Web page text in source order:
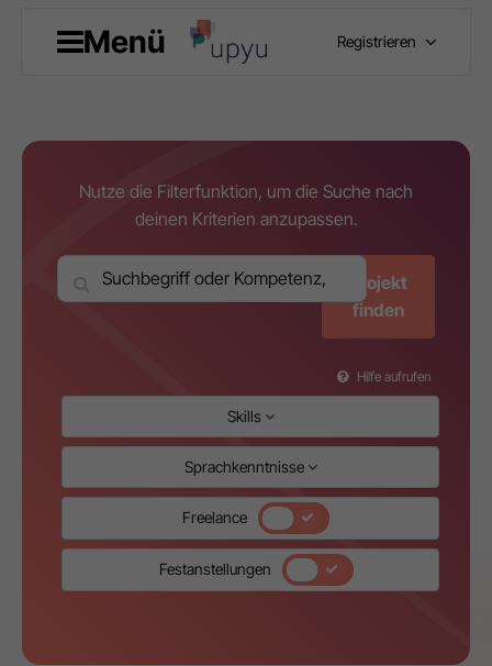
Menü Registrieren
Nutze die Filterfunktion, um die Suche nach
deinen Kriterien anzupassen.
Projekt
finden
Hilfe aufrufen
Skills
Sprachkenntnisse
Freelance
Festanstellungen